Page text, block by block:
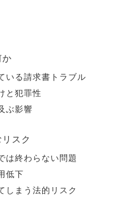
か
いる請求書トラブル
と犯罪性
ぶ影響
スク
は終わらない問題
低下
しまう法的リスク